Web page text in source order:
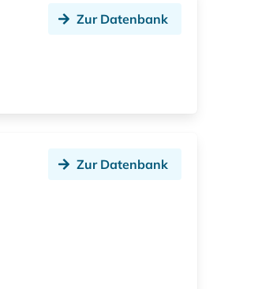
Zur Datenbank
Zur Datenbank